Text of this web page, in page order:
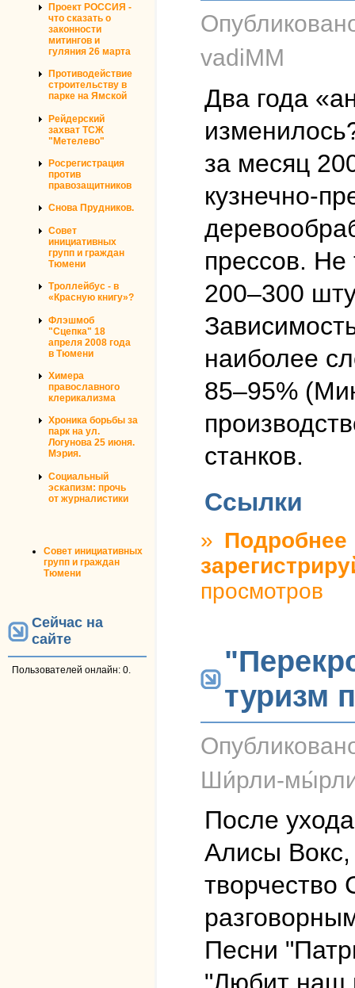
Проект РОССИЯ -
что сказать о
законности
митингов и
гуляния 26 марта
Противодействие
строительству в
парке на Ямской
Рейдерский
захват ТСЖ
"Метелево"
Росрегистрация
против
правозащитников
Снова Прудников.
Совет
инициативных
групп и граждан
Тюмени
Троллейбус - в
«Красную книгу»?
Флэшмоб
"Сцепка" 18
апреля 2008 года
в Тюмени
Химера
православного
клерикализма
Хроника борьбы за
парк на ул.
Логунова 25 июня.
Мэрия.
Социальный
эскапизм: прочь
от журналистики
Совет инициативных
групп и граждан
Тюмени
Сейчас на
сайте
Пользователей онлайн: 0.
vadiMM
Два года
за месяц
кузнечно-
прессов. Не
200–300
наиболее
85–95%
станков.
Ссылки
» Подробнее
просмотров
туризм
Ши́рли-
После
Алисы Вокс,
творчество
Песни